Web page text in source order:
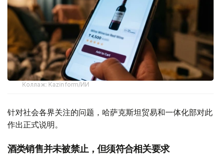
Коллаж: Kazinform/ИИ
针对社会各界关注的问题，哈萨克斯坦贸易和一体化部对此
作出正式说明。
酒类销售并未被禁止，但须符合相关要求